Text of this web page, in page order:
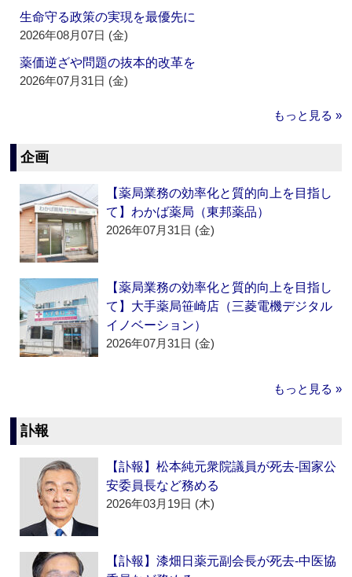
生命守る政策の実現を最優先に
2026年08月07日 (金)
薬価逆ざや問題の抜本的改革を
2026年07月31日 (金)
もっと見る »
企画
【薬局業務の効率化と質的向上を目指し
て】わかば薬局（東邦薬品）
2026年07月31日 (金)
【薬局業務の効率化と質的向上を目指し
て】大手薬局笹崎店（三菱電機デジタル
イノベーション）
2026年07月31日 (金)
もっと見る »
訃報
【訃報】松本純元衆院議員が死去‐国家公
安委員長など務める
2026年03月19日 (木)
【訃報】漆畑日薬元副会長が死去‐中医協